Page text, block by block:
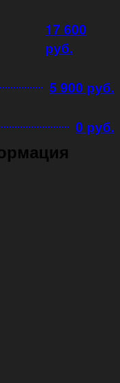
17 600
руб.
5 900 руб.
0 руб.